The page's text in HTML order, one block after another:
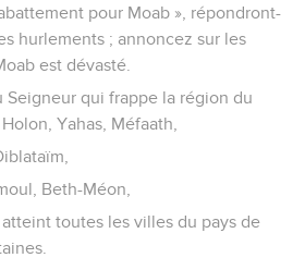
pour Moab », répondront-
hurlements ; annoncez sur les
est dévasté.
Seigneur qui frappe la région du
Yahas, Méfaath,
Beth-Méon,
toutes les villes du pays de